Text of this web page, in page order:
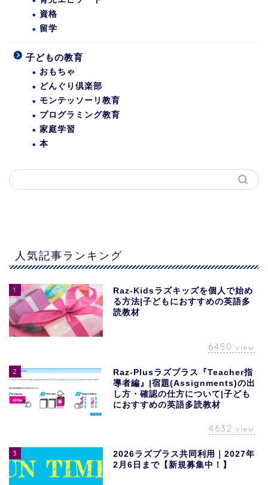
資格
留学
子どもの教育
おもちゃ
どんぐり倶楽部
モンテッソーリ教育
プログラミング教育
家庭学習
本
人気記事ランキング
1
Raz-Kidsラズキッズを個人で始め
る方法|子どもにおすすめの英語多
読教材
6450 view
2
Raz-Plusラズプラス『Teacher指
導者編』|宿題(Assignments)の出
し方・確認の仕方について|子ども
におすすめの英語多読教材
4632 view
3
2026ラズプラス共同利用｜2027年
2月6日まで【新規募集中！】